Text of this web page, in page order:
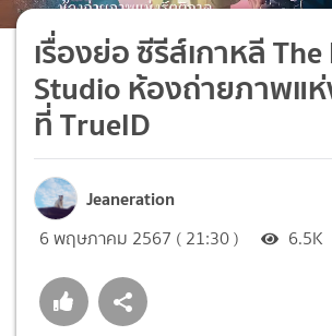
เรื่องย่อ ซีรีส์เกาหลี
Studio ห้องถ่ายภาพแ
ที่ TrueID
Jeaneration
6 พฤษภาคม 2567 ( 21:30 ) 6.5K